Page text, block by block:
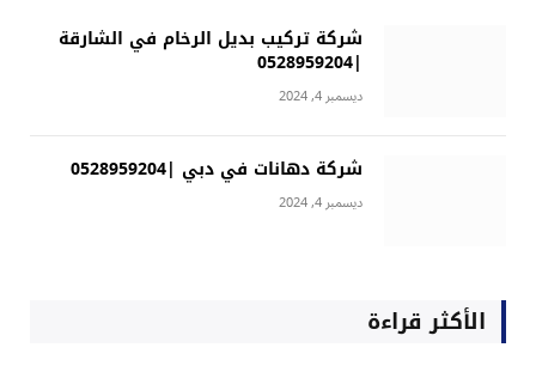
شركة تركيب بديل الرخام في الشارقة
|0528959204
ديسمبر 4, 2024
شركة دهانات في دبي |0528959204
ديسمبر 4, 2024
الأكثر قراءة